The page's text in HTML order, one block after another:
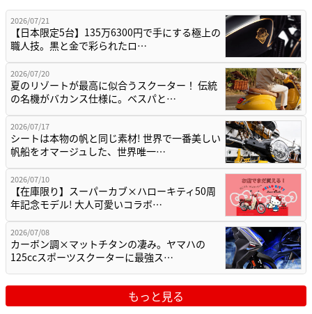
2026/07/21
【日本限定5台】135万6300円で手にする極上の
職人技。黒と金で彩られたロ…
2026/07/20
夏のリゾートが最高に似合うスクーター！ 伝統
の名機がバカンス仕様に。ベスパと…
2026/07/17
シートは本物の帆と同じ素材! 世界で一番美しい
帆船をオマージュした、世界唯一…
2026/07/10
【在庫限り】スーパーカブ×ハローキティ50周
年記念モデル! 大人可愛いコラボ…
2026/07/08
カーボン調×マットチタンの凄み。ヤマハの
125ccスポーツスクーターに最強ス…
もっと見る